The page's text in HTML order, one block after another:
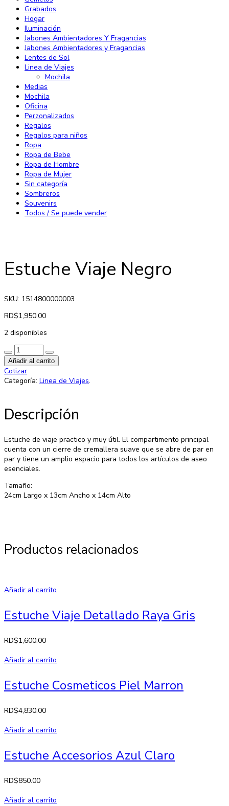
Grabados
Hogar
Iluminación
Jabones Ambientadores Y Fragancias
Jabones Ambientadores y Fragancias
Lentes de Sol
Linea de Viajes
Mochila
Medias
Mochila
Oficina
Perzonalizados
Regalos
Regalos para niños
Ropa
Ropa de Bebe
Ropa de Hombre
Ropa de Mujer
Sin categoría
Sombreros
Souvenirs
Todos / Se puede vender
Estuche Viaje Negro
SKU: 1514800000003
RD$1,950.00
2 disponibles
Añadir al carrito
Cotizar
Categoría: Linea de Viajes.
Descripción
Estuche de viaje practico y muy útil. El compartimento principal
cuenta con un cierre de cremallera suave que se abre de par en
par y tiene un amplio espacio para todos los artículos de aseo
esenciales.
Tamaño:
24cm Largo x 13cm Ancho x 14cm Alto
Productos relacionados
Añadir al carrito
Estuche Viaje Detallado Raya Gris
RD$1,600.00
Añadir al carrito
Estuche Cosmeticos Piel Marron
RD$4,830.00
Añadir al carrito
Estuche Accesorios Azul Claro
RD$850.00
Añadir al carrito